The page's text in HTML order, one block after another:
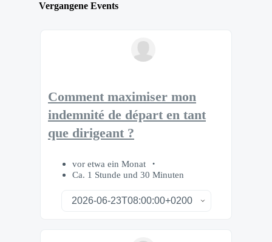
Vergangene Events
Comment maximiser mon
indemnité de départ en tant
que dirigeant ?
vor etwa ein Monat
Ca. 1 Stunde und 30 Minuten